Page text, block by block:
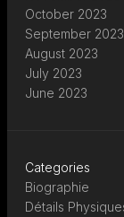
October 2023
September 2023
August 2023
July 2023
June 2023
Categories
Biographie
Détails